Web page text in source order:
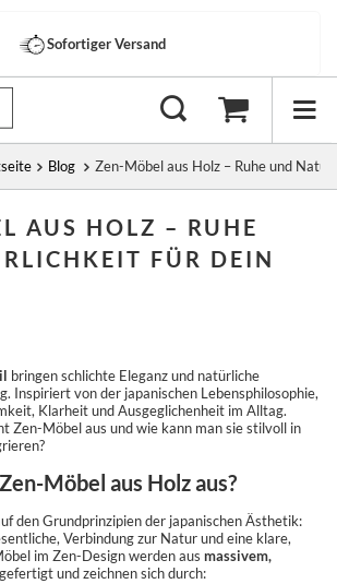
Sofortiger Versand
Blog Zen-Möbel aus Holz – Ruhe und
AUS HOLZ – RUHE
FÜR DEIN
bringen schlichte Eleganz und natürliche
Inspiriert von der japanischen Lebensphilosophie,
Klarheit und Ausgeglichenheit im Alltag.
Zen-Möbel aus und wie kann man sie stilvoll in
Möbel aus Holz aus?
den Grundprinzipien der japanischen Ästhetik:
Verbindung zur Natur und eine klare,
im Zen-Design werden aus massivem,
gefertigt und zeichnen sich durch: